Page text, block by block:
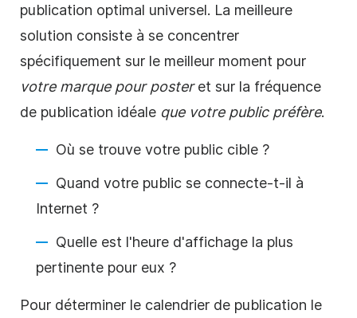
publication optimal universel. La meilleure
solution consiste à se concentrer
spécifiquement sur le meilleur moment pour
votre marque pour posteret sur la fréquence
de publication idéale que votre public préfère.
Où se trouve votre public cible ?
Quand votre public se connecte-t-il à
Internet ?
Quelle est l'heure d'affichage la plus
pertinente pour eux ?
Pour déterminer le calendrier de publication le